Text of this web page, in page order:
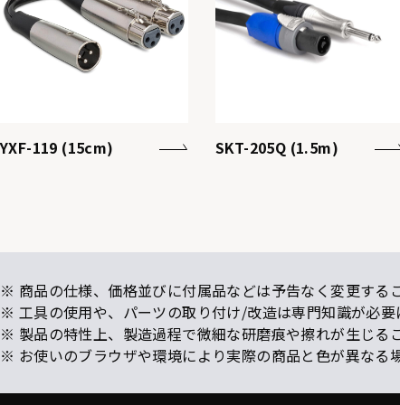
YXF-119 (15cm) SKT-205Q (1.5m)
※ 商品の仕様、価格並びに付属品などは予告なく変更する
※ 工具の使用や、パーツの取り付け/改造は専門知識が必要
※ 製品の特性上、製造過程で微細な研磨痕や擦れが生じる
※ お使いのブラウザや環境により実際の商品と色が異なる